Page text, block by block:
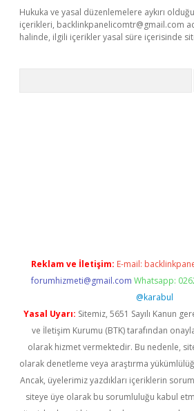
Hukuka ve yasal düzenlemelere aykırı
içerikleri, backlinkpanelicomtr@gmail.com
halinde, ilgili içerikler yasal süre içerisinde
Reklam ve İletişim: E-mail:
forumhizmeti@gmail.com Whatsapp:
@karabul
Yasal Uyarı: Sitemiz, 5651 Sayılı Kanun
ve İletişim Kurumu (BTK) tarafından
olarak hizmet vermektedir. Bu nedenle,
olarak denetleme veya araştırma
Ancak, üyelerimiz yazdıkları içeriklerin
siteye üye olarak bu sorumluluğu kabul